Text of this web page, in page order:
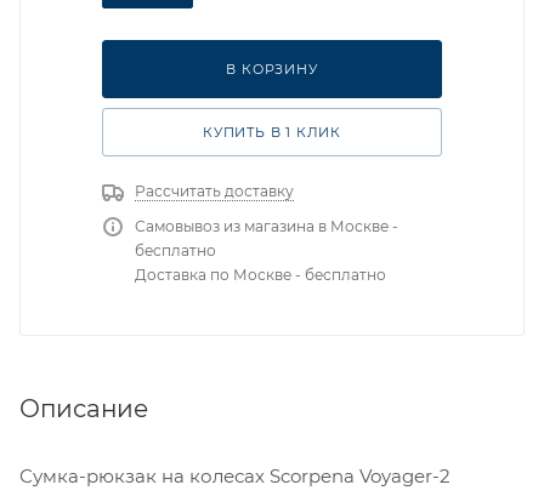
В КОРЗИНУ
КУПИТЬ В 1 КЛИК
Рассчитать доставку
Самовывоз из магазина в Москве -
бесплатно
Доставка по Москве - бесплатно
Описание
Сумка-рюкзак на колесах Scorpena Voyager-2